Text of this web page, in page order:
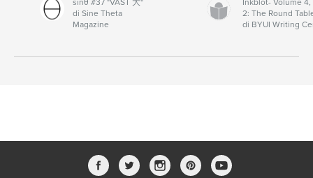
sinθ #37 "VAST 大"
di Sine Theta
Magazine
Inkblot- Volume 4,
2: The Round
di BYUI Writing